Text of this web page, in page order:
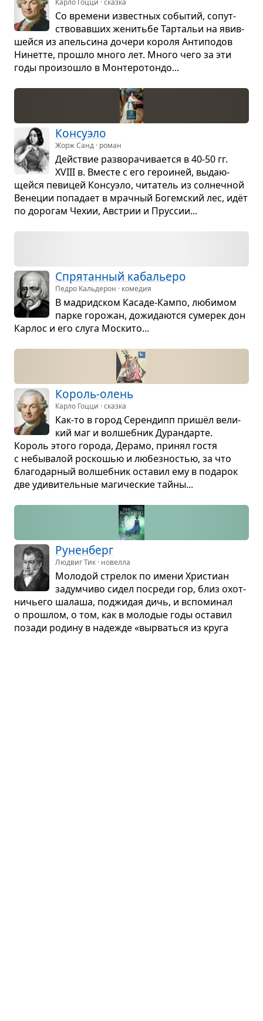
Со вре­мени извест­ных собы­тий, сопут­
ство­вав­ших женитьбе Тар­та­льи на явив­
шейся из апель­сина дочери короля Анти­по­дов
Нинетте, про­шло много лет. Много чего за эти
годы про­изо­шло в Мон­те­ро­тондо...
Кон­су­эло
Жорж Санд · роман
Действие раз­во­ра­чи­ва­ется в 40-50 гг.
XVIII в. Вме­сте с его геро­и­ней, выда­ю­
щейся певи­цей Кон­су­эло, чита­тель из сол­неч­ной
Вене­ции попа­дает в мрач­ный Богем­ский лес, идёт
по доро­гам Чехии, Австрии и Прус­сии...
Спря­тан­ный каба­льеро
Педро Кальдерон · комедия
В мад­рид­ском Касаде-Кампо, люби­мом
парке горо­жан, дожи­да­ются суме­рек дон
Кар­лос и его слуга Мос­кито...
Король-олень
Карло Гоцци · сказка
Как-то в город Серен­дипп пришёл вели­
кий маг и вол­шеб­ник Дуран­дарте.
Король этого города, Дерамо, при­нял гостя
с небы­ва­лой рос­ко­шью и любез­но­стью, за что
бла­го­дар­ный вол­шеб­ник оста­вил ему в пода­рок
две уди­ви­тель­ные маги­че­ские тайны...
Рунен­берг
Людвиг Тик · новелла
Моло­дой стре­лок по имени Хри­стиан
задум­чиво сидел посреди гор, близ охот­
ни­чьего шалаша, под­жи­дая дичь, и вспо­ми­нал
о про­шлом, о том, как в моло­дые годы оста­вил
позади родину в наде­жде «вырваться из круга